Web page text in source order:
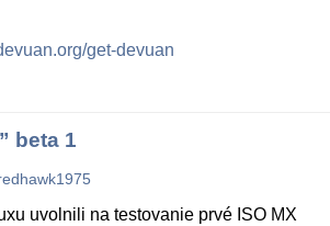
get-devuan
beta 1
uvolnili na testovanie prvé ISO MX